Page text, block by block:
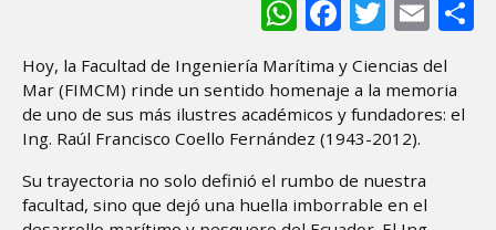
WhatsApp
Facebook
Twitter
Hoy, la Facultad de Ingeniería Marítima y Ciencias del
Mar (FIMCM) rinde un sentido homenaje a la memoria
de uno de sus más ilustres académicos y fundadores: el
Ing. Raúl Francisco Coello Fernández (1943-2012).
Su trayectoria no solo definió el rumbo de nuestra
facultad, sino que dejó una huella imborrable en el